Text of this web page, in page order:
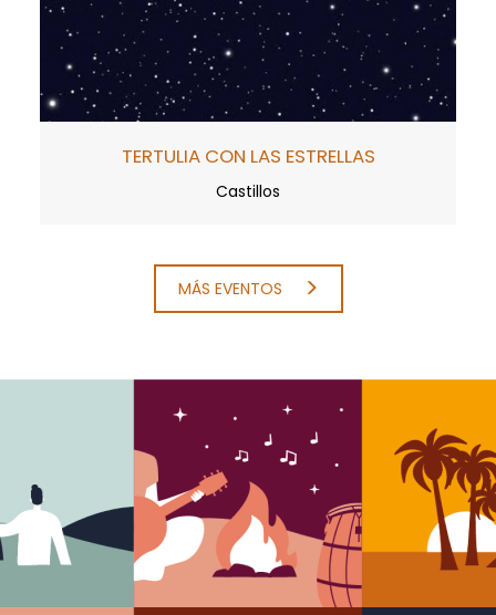
TERTULIA CON LAS ESTRELLAS
Castillos
MÁS EVENTOS